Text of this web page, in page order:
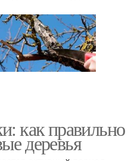
как правильно
деревья